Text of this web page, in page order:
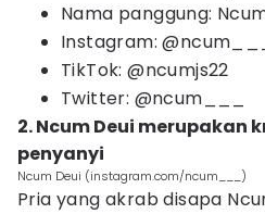
Nama panggung:
Instagram: @ncum___
TikTok: @ncumjs22
Twitter: @ncum___
2. Ncum Deui merupakan
penyanyi
Ncum Deui (instagram.com/ncum___)
Pria yang akrab disapa